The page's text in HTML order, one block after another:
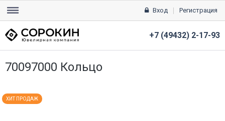
Вход Регистрация
+7 (49432) 2-17-93
70097000 Кольцо
ХИТ ПРОДАЖ